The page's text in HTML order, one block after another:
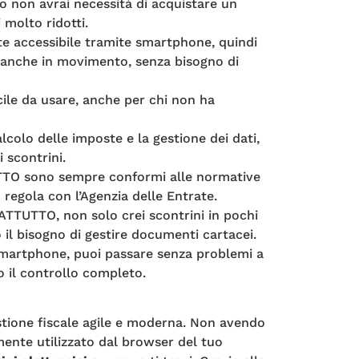
non avrai necessità di acquistare un
molto ridotti.
accessibile tramite smartphone, quindi
in movimento, senza bisogno di
da usare, anche per chi non ha
delle imposte e la gestione dei dati,
scontrini.
sono sempre conformi alle normative
con l’Agenzia delle Entrate.
non solo crei scontrini in pochi
bisogno di gestire documenti cartacei.
puoi passare senza problemi a
il controllo completo.
fiscale agile e moderna. Non avendo
utilizzato dal browser del tuo